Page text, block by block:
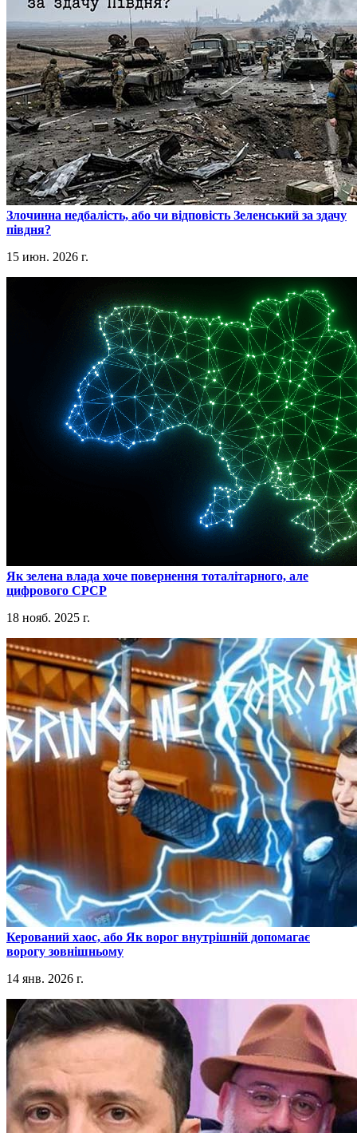
​Злочинна недбалість, або чи відповість Зеленський за здачу
півдня?
15 июн. 2026 г.
​Як зелена влада хоче повернення тоталітарного, але
цифрового СРСР
18 нояб. 2025 г.
​Керований хаос, або Як ворог внутрішній допомагає
ворогу зовнішньому
14 янв. 2026 г.